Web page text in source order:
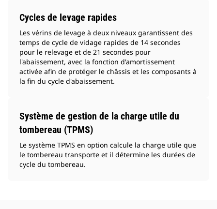
Cycles de levage rapides
Les vérins de levage à deux niveaux garantissent des
temps de cycle de vidage rapides de 14 secondes
pour le relevage et de 21 secondes pour
l'abaissement, avec la fonction d'amortissement
activée afin de protéger le châssis et les composants à
la fin du cycle d'abaissement.
Système de gestion de la charge utile du
tombereau (TPMS)
Le système TPMS en option calcule la charge utile que
le tombereau transporte et il détermine les durées de
cycle du tombereau.